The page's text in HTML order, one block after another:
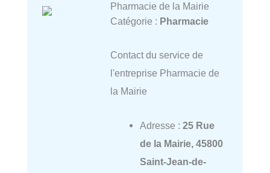
Pharmacie de la Mairie
Catégorie : Pharmacie
Contact du service de
l'entreprise Pharmacie de
la Mairie
Adresse : 25 Rue
de la Mairie, 45800
Saint-Jean-de-